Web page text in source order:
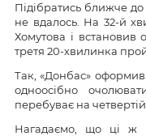
Підібратись ближче до
не вдалось. На 32-й
Хомутова і
третя 20-хвилинка
Так, «Донбас» оформив
одноосібно
перебуває на четвертій
Нагадаємо, що ці ж